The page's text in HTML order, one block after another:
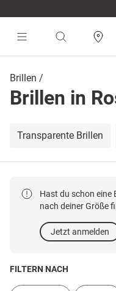
Brillen
Brillen in
Transparente Brillen
Hast du schon eine
nach deiner Größe
Jetzt anmelden
FILTERN NACH